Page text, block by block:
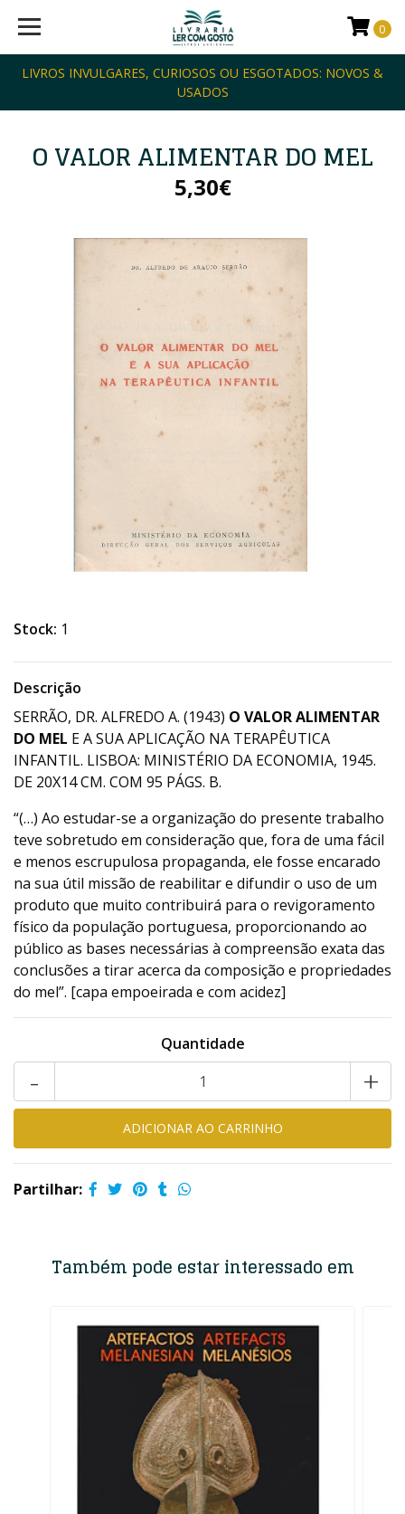
LIVROS INVULGARES, CURIOSOS OU ESGOTADOS: NOVOS &
USADOS
0
O VALOR ALIMENTAR DO MEL
5,30€
Stock: 1
Descrição
SERRÃO, DR. ALFREDO A. (1943) O VALOR ALIMENTAR
DO MEL E A SUA APLICAÇÃO NA TERAPÊUTICA
INFANTIL. LISBOA: MINISTÉRIO DA ECONOMIA, 1945.
DE 20X14 CM. COM 95 PÁGS. B.
“(…) Ao estudar-se a organização do presente trabalho
teve sobretudo em consideração que, fora de uma fácil
e menos escrupulosa propaganda, ele fosse encarado
na sua útil missão de reabilitar e difundir o uso de um
produto que muito contribuirá para o revigoramento
físico da população portuguesa, proporcionando ao
público as bases necessárias à compreensão exata das
conclusões a tirar acerca da composição e propriedades
do mel”. [capa empoeirada e com acidez]
Quantidade
+
-
Partilhar:
Também pode estar interessado em